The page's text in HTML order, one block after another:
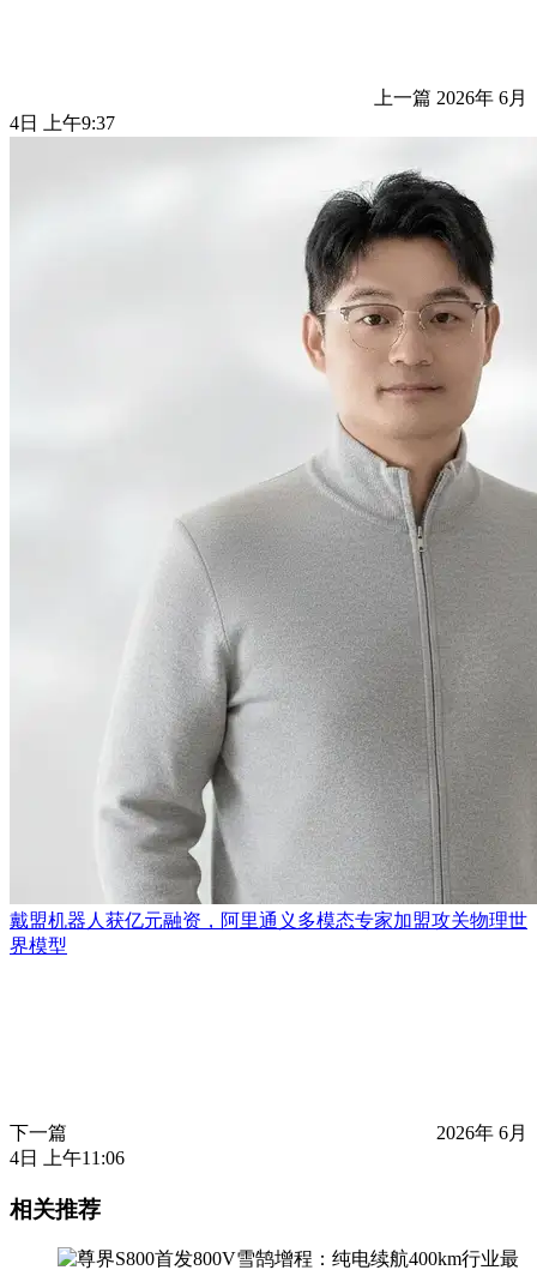
上一篇 2026年 6月
4日 上午9:37
戴盟机器人获亿元融资，阿里通义多模态专家加盟攻关物理世
界模型
下一篇
2026年 6月
4日 上午11:06
相关推荐